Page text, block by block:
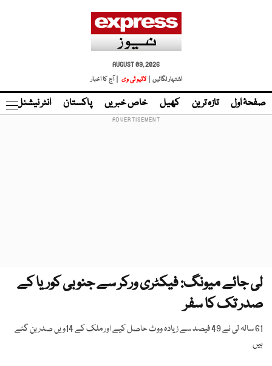
AUGUST 09, 2026
اشتہار لگائیں |
لائیو ٹی وی | آج کا اخبار
صفحۂ اول تازہ ترین کھیل خاص خبریں پاکستان انٹر نیشنل
لی جائے میونگ: فیکٹری ورکر سے جنوبی کوریا کے
صدر تک کا سفر
61 سالہ لی نے 49 فیصد سے زیادہ ووٹ حاصل کیے اور ملک کے 14ویں صدر بن گئے
ہیں